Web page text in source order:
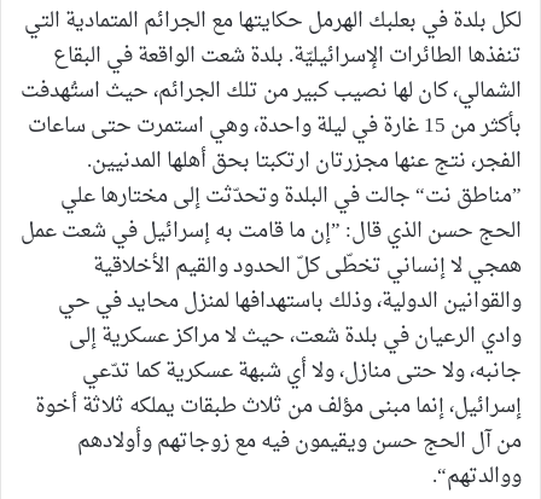
لكل بلدة في بعلبك الهرمل حكايتها مع الجرائم المتمادية التي
تنفذها الطائرات الإسرائيليّة. بلدة شعت الواقعة في البقاع
الشمالي، كان لها نصيب كبير من تلك الجرائم، حيث استُهدفت
بأكثر من 15 غارة في ليلة واحدة، وهي استمرت حتى ساعات
الفجر، نتج عنها مجزرتان ارتكبتا بحق أهلها المدنيين.
”مناطق نت“ جالت في البلدة وتحدّثت إلى مختارها علي
الحج حسن الذي قال: ”إن ما قامت به إسرائيل في شعت عمل
همجي لا إنساني تخطّى كلّ الحدود والقيم الأخلاقية
والقوانين الدولية، وذلك باستهدافها لمنزل محايد في حي
وادي الرعيان في بلدة شعت، حيث لا مراكز عسكرية إلى
جانبه، ولا حتى منازل، ولا أي شبهة عسكرية كما تدّعي
إسرائيل، إنما مبنى مؤلف من ثلاث طبقات يملكه ثلاثة أخوة
من آل الحج حسن ويقيمون فيه مع زوجاتهم وأولادهم
ووالدتهم“.